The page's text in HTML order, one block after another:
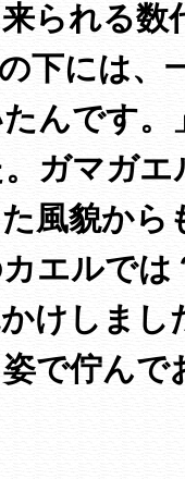
られる数
下には、
んです
ガマガ
風貌から
エルでは
けしまし
で佇ん